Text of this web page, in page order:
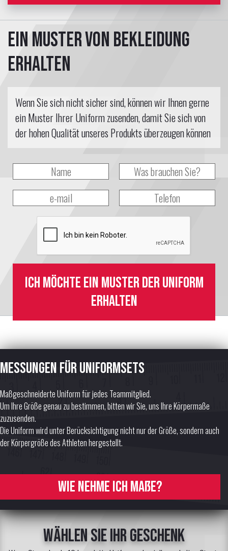
Ein Muster von Bekleidung
erhalten
Wenn Sie sich nicht sicher sind, können wir Ihnen gerne
ein Muster Ihrer Uniform zusenden, damit Sie sich von
der hohen Qualität unseres Produkts überzeugen können
Ich möchte ein Muster der Uniform
erhalten
Messungen für Uniformsets
Maßgeschneiderte Uniform für jedes Teammitglied.
Um Ihre Größe genau zu bestimmen, bitten wir Sie, uns Ihre Körpermaße
zuzusenden.
Die Uniform wird unter Berücksichtigung nicht nur der Größe, sondern auch
der Körpergröße des Athleten hergestellt.
Wie nehme ich Maße?
Wählen Sie Ihr Geschenk